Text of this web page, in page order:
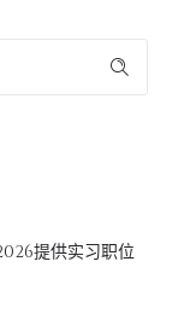
提供实习职位